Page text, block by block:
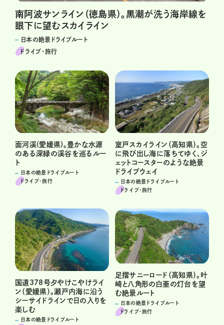
南阿波サンライン（徳島県）。黒潮が洗う海岸線を
眼下に望むスカイライン
日本の絶景ドライブルート
ドライブ･旅行
面河渓(愛媛県)。豊かな水源
のある深緑の渓谷を巡るルー
ト
日本の絶景ドライブルート
ドライブ･旅行
室戸スカイライン（高知県）。空
に飛び出し海に落ちてゆく、ジ
ェットコースターのような絶景
ドライブウェイ
日本の絶景ドライブルート
ドライブ･旅行
国道378号夕やけこやけライ
ン（愛媛県）。瀬戸内海に沿う
シーサイドラインで日の入りを
楽しむ
日本の絶景ドライブルート
足摺サニーロード（高知県）。叶
崎と八角形の白亜の灯台を望
む絶景ルート
日本の絶景ドライブルート
ドライブ･旅行